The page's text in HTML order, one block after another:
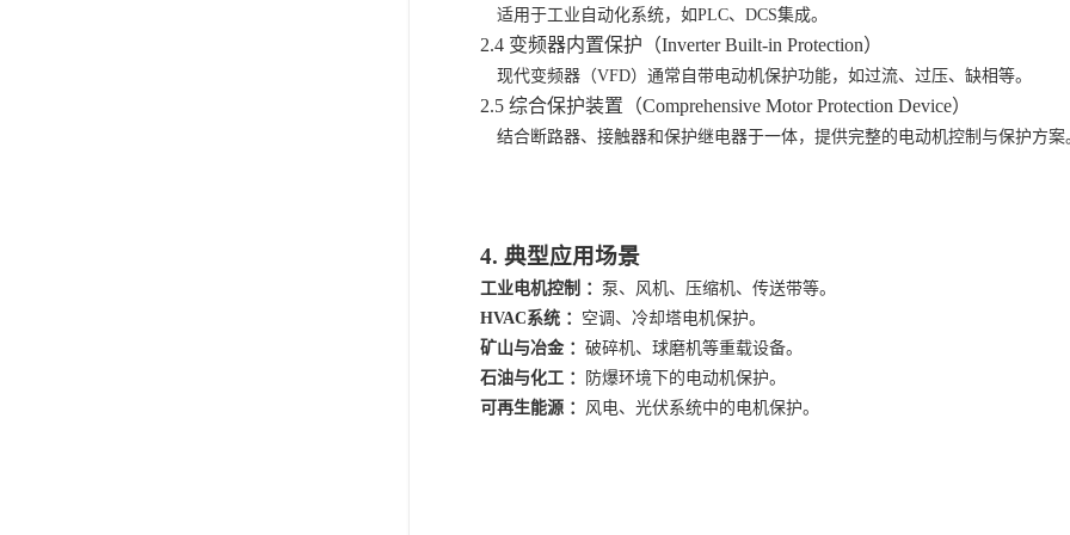
适用于工业自动化系统，如PLC、DCS集成。
2.4 变频器内置保护（Inverter Built-in Protection）
现代变频器（VFD）通常自带电动机保护功能，如过流、过压、缺相等。
2.5 综合保护装置（Comprehensive Motor Protection Device）
结合断路器、接触器和保护继电器于一体，提供完整的电动机控制与保护方案
4. 典型应用场景
工业电机控制 ： 泵、风机、压缩机、传送带等。
HVAC系统 ： 空调、冷却塔电机保护。
矿山与冶金 ： 破碎机、球磨机等重载设备。
石油与化工 ：
防爆环境下的电动机保护。
可再生能源 ： 风电、光伏系统中的电机保护。